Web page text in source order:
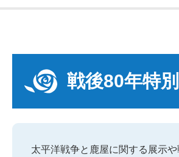
戦後80年特
太平洋戦争と鹿屋に関する展示